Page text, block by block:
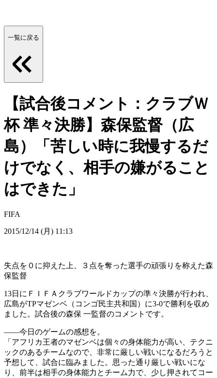
一覧に戻る
【試合後コメント：クラブＷ
杯 準々決勝】森保監督（広
島）「苦しい時に我慢するだ
けでなく、相手の嫌がること
はできた」
FIFA
2015/12/14 (月) 11:13
失点を０に抑えた上、３点を奪った選手の頑張りを称えた森
保監督
13日にＦＩＦＡクラブワールドカップの準々決勝が行われ、
広島がTPマゼンベ（コンゴ民主共和国）に3-0で勝利を収め
ました。試合後の森保 一監督のコメントです。
――今日のゲームの感想を。
「アフリカ王者のマゼンベは個々の身体能力が高い、テクニ
ックのあるチームなので、非常に厳しい戦いになるだろうと
予想して、試合に臨みました。思った通り厳しい戦いにな
り、前半は相手の身体能力とチーム力で、少し押されてコー